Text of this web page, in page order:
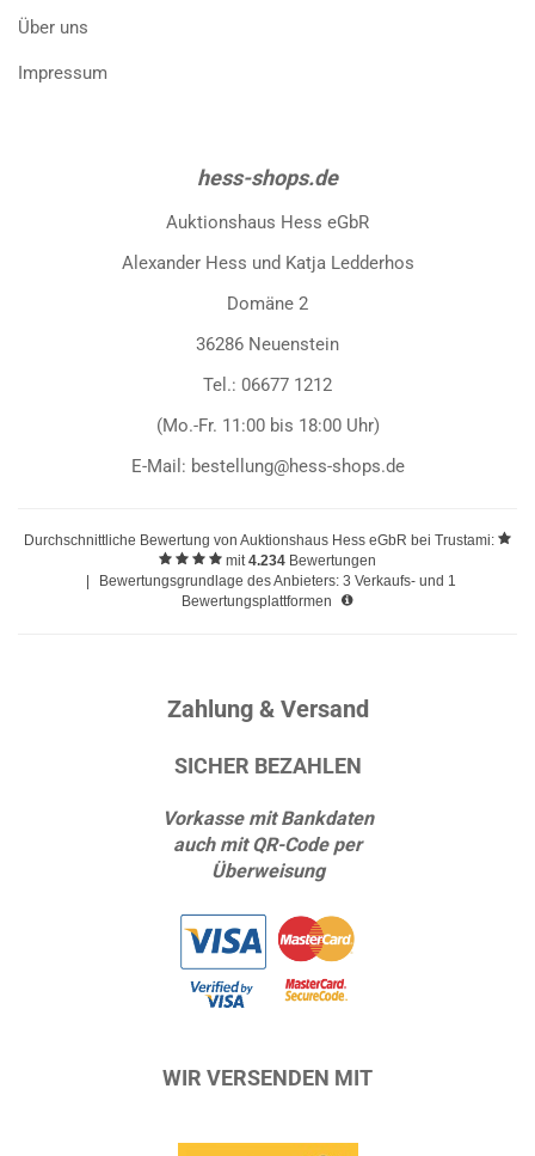
Über uns
Impressum
hess-shops.de
Auktionshaus Hess eGbR
Alexander Hess und Katja Ledderhos
Domäne 2
36286 Neuenstein
Tel.: 06677 1212
(Mo.-Fr. 11:00 bis 18:00 Uhr)
E-Mail: bestellung@hess-shops.de
Durchschnittliche Bewertung von Auktionshaus Hess eGbR bei Trustami:
mit4.234 Bewertungen
Bewertungsgrundlage des Anbieters: 3 Verkaufs- und 1
Bewertungsplattformen
Zahlung & Versand
SICHER BEZAHLEN
Vorkasse mit Bankdaten
auch mit QR-Code per
Überweisung
WIR VERSENDEN MIT